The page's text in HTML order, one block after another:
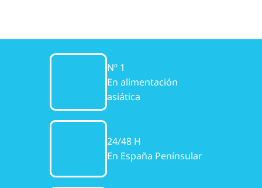
Nº 1
En alimentación
asiática
24/48 H
En España Penínsular